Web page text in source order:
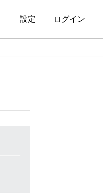
設定 ログイン